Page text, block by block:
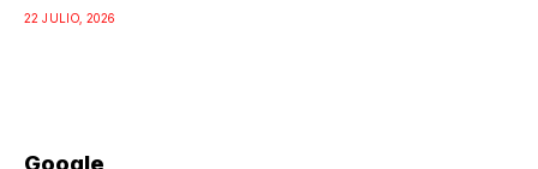
22 JULIO, 2026
Google